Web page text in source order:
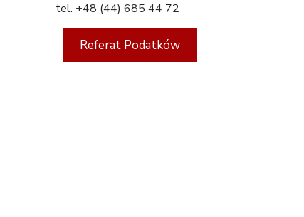
tel. +48 (44) 685 44 72
Referat Podatków